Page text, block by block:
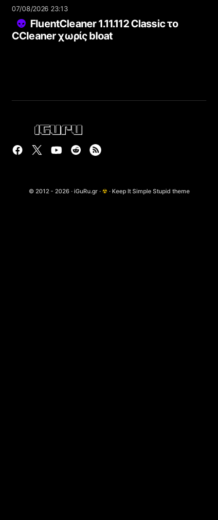
07/08/2026 23:13
FluentCleaner 1.11.112 Classic το
CCleaner χωρίς bloat
© 2012 - 2026 · iGuRu.gr · ☢ · Keep It Simple Stupid theme